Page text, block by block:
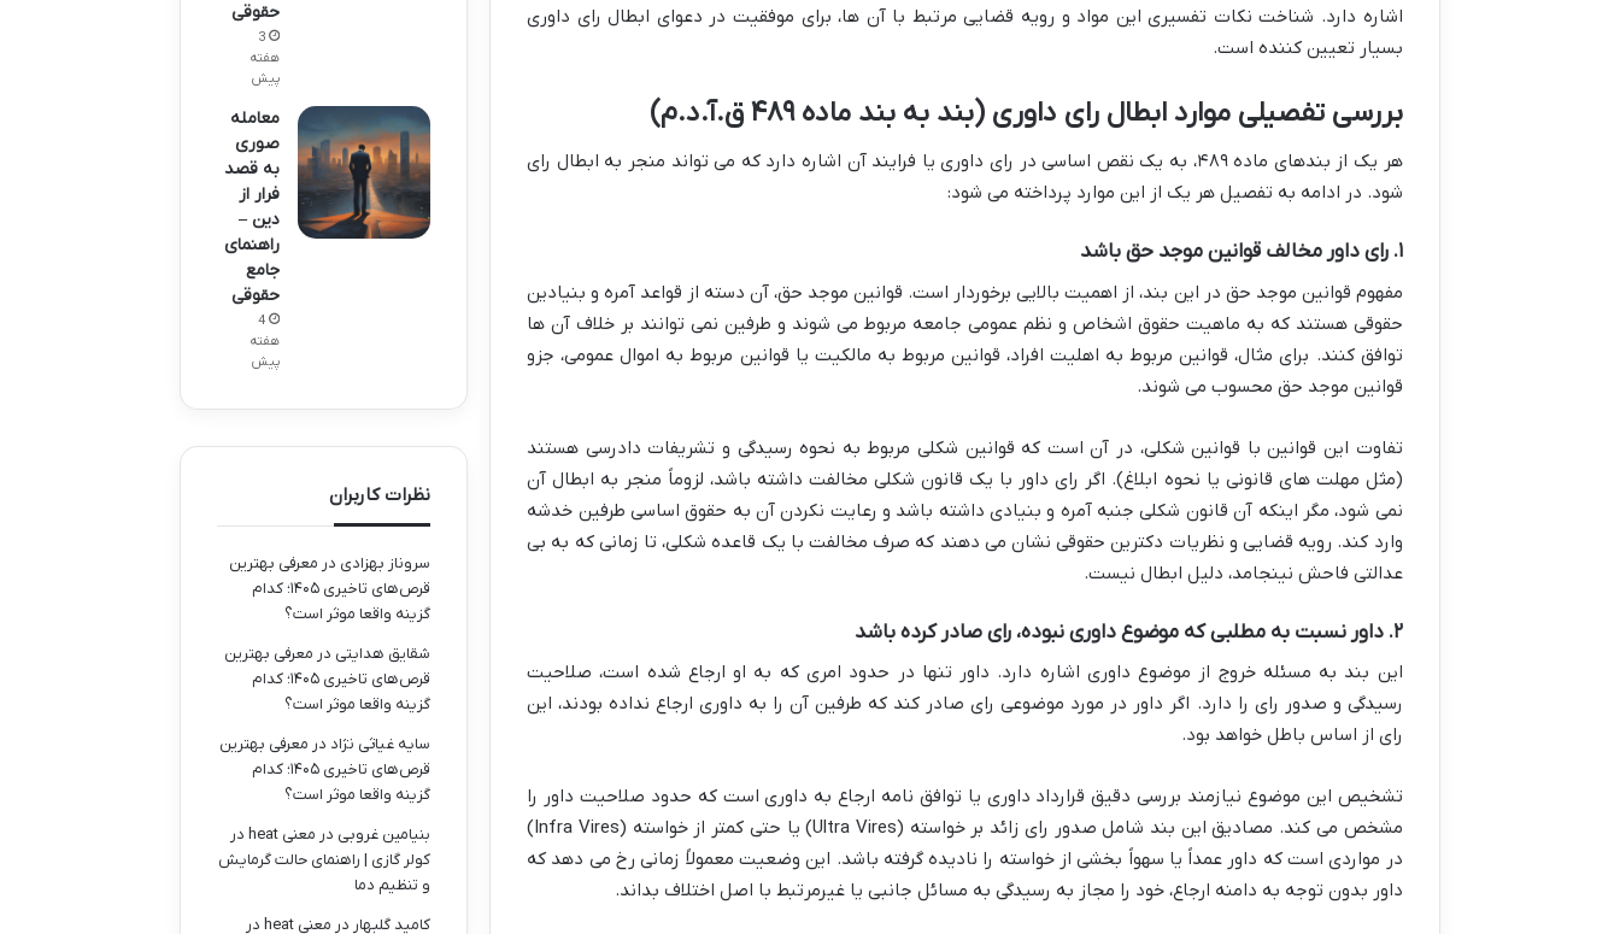
اشاره دارد. شناخت نکات تفسیری این مواد و رویه قضایی مرتبط با آن ها، برای موفقیت در دعوای ابطال رای داوری
بسیار تعیین کننده است.
بررسی تفصیلی موارد ابطال رای داوری (بند به بند ماده ۴۸۹ ق.آ.د.م)
هر یک از بندهای ماده ۴۸۹، به یک نقص اساسی در رای داوری یا فرایند آن اشاره دارد که می تواند منجر به ابطال رای
شود. در ادامه به تفصیل هر یک از این موارد پرداخته می شود:
۱. رای داور مخالف قوانین موجد حق باشد
مفهوم قوانین موجد حق در این بند، از اهمیت بالایی برخوردار است. قوانین موجد حق، آن دسته از قواعد آمره و بنیادین
حقوقی هستند که به ماهیت حقوق اشخاص و نظم عمومی جامعه مربوط می شوند و طرفین نمی توانند بر خلاف آن ها
توافق کنند. برای مثال، قوانین مربوط به اهلیت افراد، قوانین مربوط به مالکیت یا قوانین مربوط به اموال عمومی، جزو
قوانین موجد حق محسوب می شوند.
تفاوت این قوانین با قوانین شکلی، در آن است که قوانین شکلی مربوط به نحوه رسیدگی و تشریفات دادرسی هستند
(مثل مهلت های قانونی یا نحوه ابلاغ). اگر رای داور با یک قانون شکلی مخالفت داشته باشد، لزوماً منجر به ابطال آن
نمی شود، مگر اینکه آن قانون شکلی جنبه آمره و بنیادی داشته باشد و رعایت نکردن آن به حقوق اساسی طرفین خدشه
وارد کند. رویه قضایی و نظریات دکترین حقوقی نشان می دهند که صرف مخالفت با یک قاعده شکلی، تا زمانی که به بی
عدالتی فاحش نینجامد، دلیل ابطال نیست.
۲. داور نسبت به مطلبی که موضوع داوری نبوده، رای صادر کرده باشد
این بند به مسئله خروج از موضوع داوری اشاره دارد. داور تنها در حدود امری که به او ارجاع شده است، صلاحیت
رسیدگی و صدور رای را دارد. اگر داور در مورد موضوعی رای صادر کند که طرفین آن را به داوری ارجاع نداده بودند، این
رای از اساس باطل خواهد بود.
تشخیص این موضوع نیازمند بررسی دقیق قرارداد داوری یا توافق نامه ارجاع به داوری است که حدود صلاحیت داور را
مشخص می کند. مصادیق این بند شامل صدور رای زائد بر خواسته (Ultra Vires) یا حتی کمتر از خواسته (Infra Vires)
در مواردی است که داور عمداً یا سهواً بخشی از خواسته را نادیده گرفته باشد. این وضعیت معمولاً زمانی رخ می دهد که
داور بدون توجه به دامنه ارجاع، خود را مجاز به رسیدگی به مسائل جانبی یا غیرمرتبط با اصل اختلاف بداند.
حقوقی
3
هفته
پیش
معامله
صوری
به قصد
فرار از
دین –
راهنمای
جامع
حقوقی
4
هفته
پیش
نظرات کاربران
سروناز بهزادی در معرفی بهترین
قرص‌های تاخیری ۱۴۰۵؛ کدام
گزینه واقعا موثر است؟
شقایق هدایتی در معرفی بهترین
قرص‌های تاخیری ۱۴۰۵؛ کدام
گزینه واقعا موثر است؟
سایه غیاثی نژاد در معرفی بهترین
قرص‌های تاخیری ۱۴۰۵؛ کدام
گزینه واقعا موثر است؟
بنیامین غروبی در
معنی heat در
کولر گازی | راهنمای حالت گرمایش
و تنظیم دما
کامید گلبهار در معنی heat در